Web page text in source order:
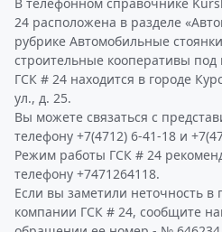
24 расположена в разделе
рубрике Автомобильные
строительные кооперативы
ГСК # 24 находится в городе
ул., д. 25.
Вы можете связаться с
телефону +7(4712) 6-41-18 и
Режим работы ГСК # 24
телефону +7471264118.
Если вы заметили неточность
компании ГСК # 24, сообщите